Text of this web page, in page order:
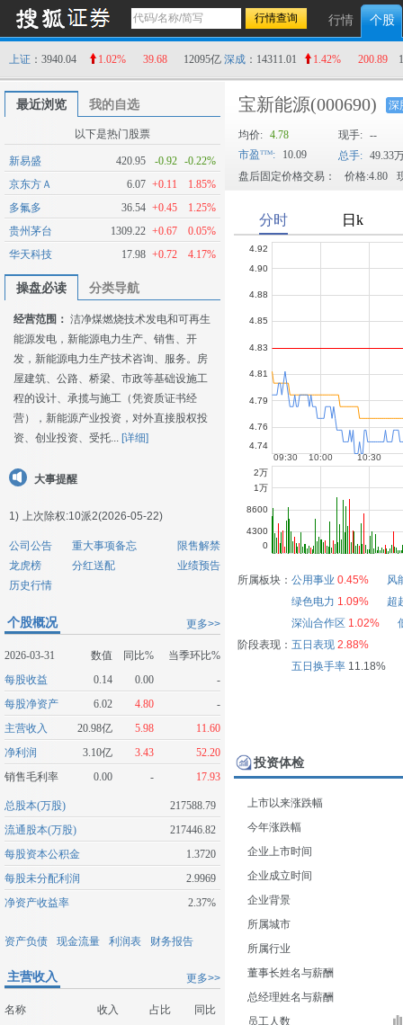
行情 个股
上证 ：3940.04 1.02% 39.68 12095亿 深成 ：14311.01 1.42% 200.89
最近浏览 我的自选
以下是热门股票
新易盛 420.95 -0.92 -0.22%
京东方Ａ
6.07 +0.11
1.85%
多氟多
36.54 +0.45
1.25%
贵州茅台
1309.22 +0.67
0.05%
华天科技
17.98 +0.72 4.17%
操盘必读 分类导航
经营范围： 洁净煤燃烧技术发电和可再生
能源发电，新能源电力生产、销售、开
发，新能源电力生产技术咨询、服务。房
屋建筑、公路、桥梁、市政等基础设施工
程的设计、承揽与施工（凭资质证书经
营），新能源产业投资，对外直接股权投
资、创业投资、受托... [详细]
大事提醒
1) 上次除权:10派2(2026-05-22)
公司公告 重大事项备忘
限售解禁
龙虎榜
分红送配
业绩预告
历史行情
更多>>
个股概况
2026-03-31 数值 同比%
当季环比%
每股收益
0.14 0.00
-
每股净资产
6.02 4.80
-
主营收入
20.98亿 5.98
11.60
净利润
3.10亿 3.43
52.20
销售毛利率
0.00 - 17.93
总股本(万股)
217588.79
流通股本(万股)
217446.82
每股资本公积金
1.3720
每股未分配利润
2.9969
净资产收益率
2.37%
资产负债 现金流量 利润表 财务报告
更多>>
主营收入
名称 收入 占比
同比
宝新能源(000690) 深
均价: 4.78 现手: --
市盈
: 10.09 总手: 49.33
盘后固定价格交易：
价格:4.80
所属板块： 公用事业 0.45%
风
绿色电力 1.09%
超
深汕合作区 1.02%
阶段表现： 五日表现 2.88%
五日换手率11.18%
投资体检
上市以来涨跌幅
今年涨跌幅
企业上市时间
企业成立时间
企业背景
所属城市
所属行业
董事长姓名与薪酬
总经理姓名与薪酬
员工人数